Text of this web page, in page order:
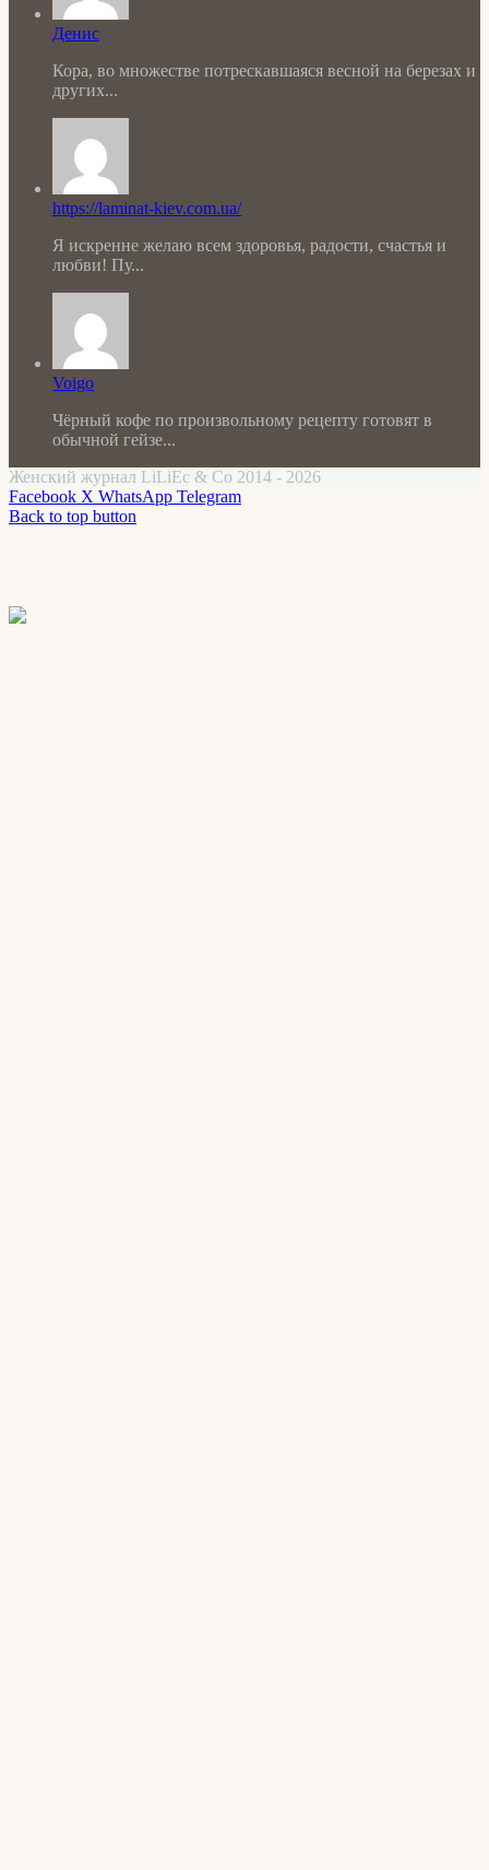
Денис
Кора, во множестве потрескавшаяся весной на березах и
других...
https://laminat-kiev.com.ua/
Я искренне желаю всем здоровья, радости, счастья и
любви! Пу...
Voigo
Чёрный кофе по произвольному рецепту готовят в
обычной гейзе...
Женский журнал LiLiEc & Co 2014 - 2026
Facebook X WhatsApp Telegram
Back to top button